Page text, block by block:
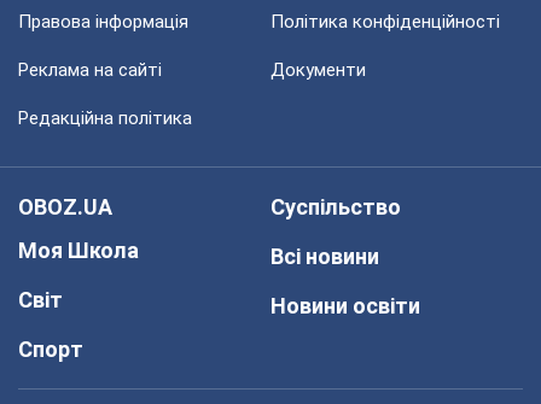
Правова інформація Політика конфіденційності
Реклама на сайті Документи
Редакційна політика
OBOZ.UA
Моя Школа
Світ
Спорт
Суспільство
Всі новини
Новини освіти